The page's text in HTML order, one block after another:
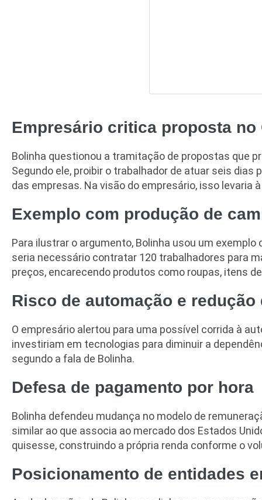
Empresário critica proposta no
Bolinha questionou a tramitação de propostas que
Segundo ele, proibir o trabalhador de atuar seis
das empresas. Na visão do empresário, isso levaria
Exemplo com produção de
Para ilustrar o argumento, Bolinha usou um
seria necessário contratar 120 trabalhadores para
preços, encarecendo produtos como roupas, itens
Risco de automação e redução
O empresário alertou para uma possível corrida à
investiriam em tecnologias para diminuir a
segundo a fala de Bolinha.
Defesa de pagamento por hora
Bolinha defendeu mudança no modelo de
similar ao que associa ao mercado dos Estados
quisesse, construindo a própria renda conforme o
Posicionamento de entidades